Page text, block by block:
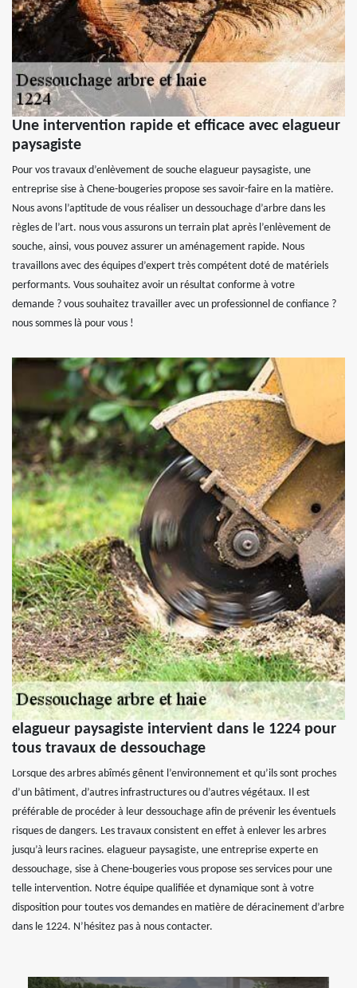
Une intervention rapide et efficace avec elagueur
paysagiste
Pour vos travaux d’enlèvement de souche elagueur paysagiste, une
entreprise sise à Chene-bougeries propose ses savoir-faire en la matière.
Nous avons l’aptitude de vous réaliser un dessouchage d’arbre dans les
règles de l’art. nous vous assurons un terrain plat après l’enlèvement de
souche, ainsi, vous pouvez assurer un aménagement rapide. Nous
travaillons avec des équipes d’expert très compétent doté de matériels
performants. Vous souhaitez avoir un résultat conforme à votre
demande ? vous souhaitez travailler avec un professionnel de confiance ?
nous sommes là pour vous !
elagueur paysagiste intervient dans le 1224 pour
tous travaux de dessouchage
Lorsque des arbres abîmés gênent l’environnement et qu’ils sont proches
d’un bâtiment, d’autres infrastructures ou d’autres végétaux. Il est
préférable de procéder à leur dessouchage afin de prévenir les éventuels
risques de dangers. Les travaux consistent en effet à enlever les arbres
jusqu’à leurs racines. elagueur paysagiste, une entreprise experte en
dessouchage, sise à Chene-bougeries vous propose ses services pour une
telle intervention. Notre équipe qualifiée et dynamique sont à votre
disposition pour toutes vos demandes en matière de déracinement d’arbre
dans le 1224. N’hésitez pas à nous contacter.